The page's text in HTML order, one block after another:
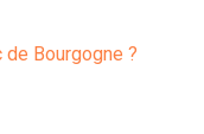
Bourgogne ?